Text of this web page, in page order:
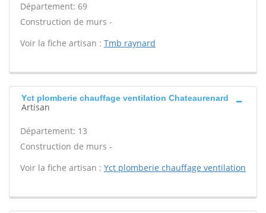
Département: 69
Construction de murs -
Voir la fiche artisan : Tmb raynard
Yct plomberie chauffage ventilation Chateaurenard
Artisan
Département: 13
Construction de murs -
Voir la fiche artisan : Yct plomberie chauffage ventilation